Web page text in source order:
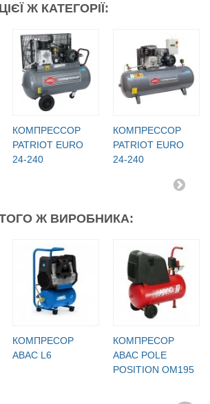
Ж КАТЕГОРІЇ:
КОМПРЕССОР
PATRIOT EURO
24-240
КОМПРЕССОР
PATRIOT EURO
24-240
Ж ВИРОБНИКА:
КОМПРЕСОР
ABAC L6
КОМПРЕСОР
ABAC POLE
POSITION OM195